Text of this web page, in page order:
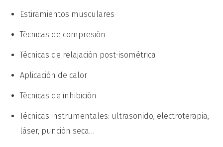
Estiramientos musculares
Técnicas de compresión
Técnicas de relajación post-isométrica
Aplicación de calor
Técnicas de inhibición
Técnicas instrumentales: ultrasonido, electroterapia,
láser, punción seca…